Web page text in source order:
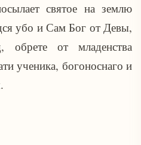
святое на землю
убо и Сам Бог от Девы,
обрете от младенства
ученика, богоноснаго и